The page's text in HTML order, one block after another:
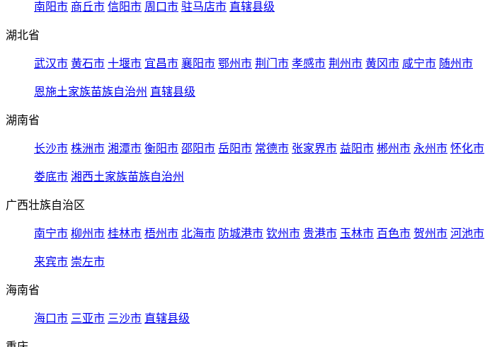
南阳市 商丘市 信阳市 周口市 驻马店市 直辖县级
湖北省
武汉市 黄石市 十堰市 宜昌市 襄阳市 鄂州市 荆门市 孝感市 荆州市 黄冈市 咸宁市 随州市
恩施土家族苗族自治州 直辖县级
湖南省
长沙市 株洲市 湘潭市 衡阳市 邵阳市 岳阳市 常德市 张家界市 益阳市 郴州市 永州市 怀化市
娄底市 湘西土家族苗族自治州
广西壮族自治区
南宁市 柳州市 桂林市 梧州市 北海市 防城港市 钦州市 贵港市 玉林市 百色市 贺州市 河池市
来宾市 崇左市
海南省
海口市 三亚市 三沙市 直辖县级